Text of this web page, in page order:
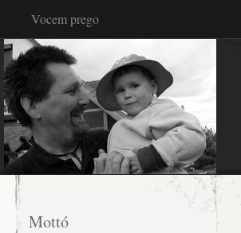
Vocem prego
Mottó